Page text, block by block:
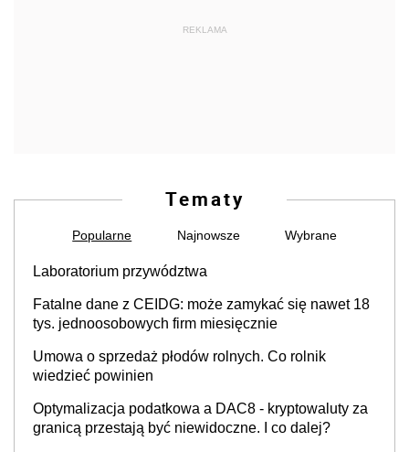
REKLAMA
Tematy
Popularne Najnowsze Wybrane
Laboratorium przywództwa
Fatalne dane z CEIDG: może zamykać się nawet 18
tys. jednoosobowych firm miesięcznie
Umowa o sprzedaż płodów rolnych. Co rolnik
wiedzieć powinien
Optymalizacja podatkowa a DAC8 - kryptowaluty za
granicą przestają być niewidoczne. I co dalej?